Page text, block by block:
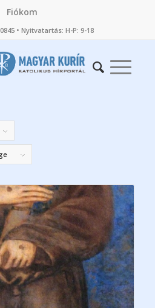
Fiókom
• Nyitvatartás: H-P: 9-18